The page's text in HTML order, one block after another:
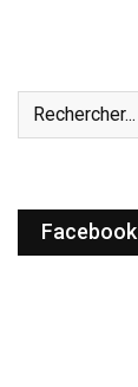
Facebook